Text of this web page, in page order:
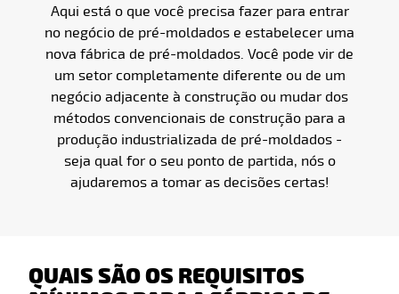
Aqui está o que você precisa fazer para entrar
no negócio de pré-moldados e estabelecer uma
nova fábrica de pré-moldados. Você pode vir de
um setor completamente diferente ou de um
negócio adjacente à construção ou mudar dos
métodos convencionais de construção para a
produção industrializada de pré-moldados -
seja qual for o seu ponto de partida, nós o
ajudaremos a tomar as decisões certas!
QUAIS SÃO OS REQUISITOS